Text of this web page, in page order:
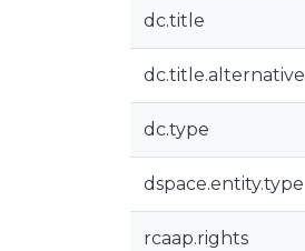
dc.title
dc.title.alternative
dc.type
dspace.entity.type
rcaap.rights